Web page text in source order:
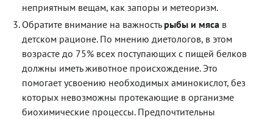
неприятным вещам, как запоры и метеоризм.
Обратите внимание на важность рыбы и мяса в
детском рационе. По мнению диетологов, в этом
возрасте до 75% всех поступающих с пищей белков
должны иметь животное происхождение. Это
помогает усвоению необходимых аминокислот, без
которых невозможны протекающие в организме
биохимические процессы. Предпочтительны